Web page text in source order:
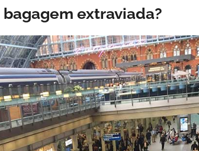
bagagem extraviada?